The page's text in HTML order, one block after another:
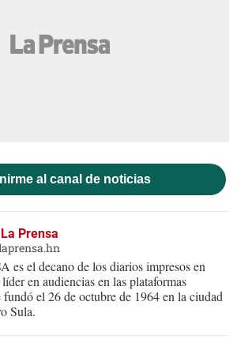
al canal de noticias
Prensa
es el decano de los diarios impresos en
en audiencias en las plataformas
fundó el 26 de octubre de 1964 en la ciudad
Sula.